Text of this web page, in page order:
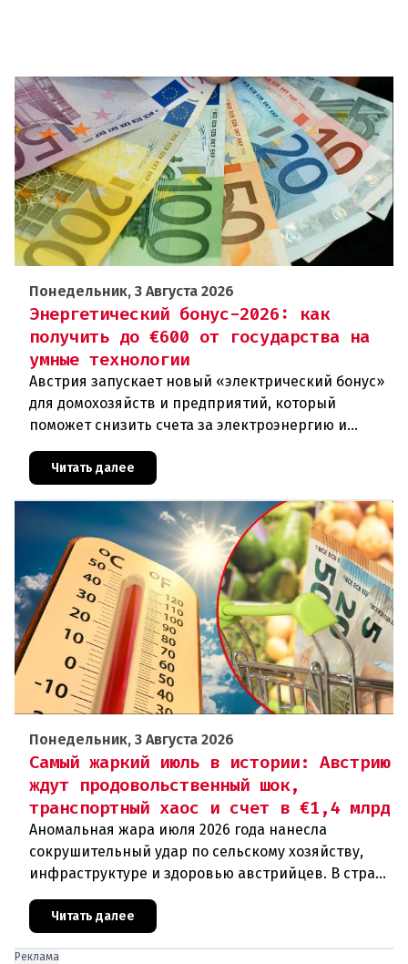
Понедельник, 3 Августа 2026
Энергетический бонус-2026: как
получить до €600 от государства на
умные технологии
Австрия запускает новый «электрический бонус»
для домохозяйств и предприятий, который
поможет снизить счета за электроэнергию и
получить до 600 евро на устано
Читать далее
Понедельник, 3 Августа 2026
Самый жаркий июль в истории: Австрию
ждут продовольственный шок,
транспортный хаос и счет в €1,4 млрд
Аномальная жара июля 2026 года нанесла
сокрушительный удар по сельскому хозяйству,
инфраструктуре и здоровью австрийцев. В стране
фиксируются исторические температурные
максимумы, массовая гибель урож
Читать далее
Реклама